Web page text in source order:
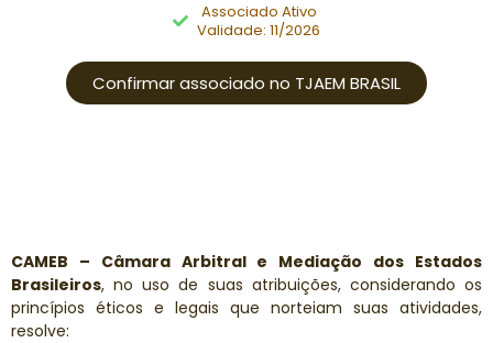
Associado Ativo
Validade: 11/2026
Confirmar associado no TJAEM BRASIL
CAMEB – Câmara Arbitral e Mediação dos Estados
Brasileiros, no uso de suas atribuições, considerando os
princípios éticos e legais que norteiam suas atividades,
resolve: